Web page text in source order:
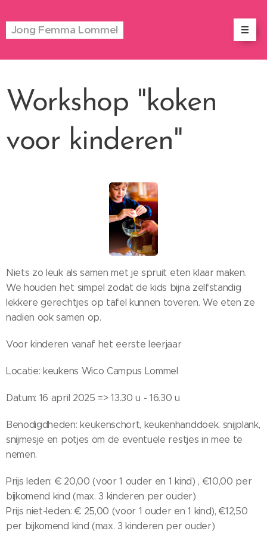
Jong Femma Lommel
Workshop "koken
voor kinderen"
Niets zo leuk als samen met je spruit eten klaar maken.
We houden het simpel zodat de kids bijna zelfstandig
lekkere gerechtjes op tafel kunnen toveren. We eten ze
nadien ook samen op.
Voor kinderen vanaf het eerste leerjaar
Locatie: keukens Wico Campus Lommel
Datum: 16 april 2025 => 13.30 u - 16.30 u
Benodigdheden: keukenschort, keukenhanddoek, snijplank,
snijmesje en potjes om de eventuele restjes in mee te
nemen.
Prijs leden: € 20,00 (voor 1 ouder en 1 kind) , €10,00 per
bijkomend kind (max. 3 kinderen per ouder)
Prijs niet-leden: € 25,00 (voor 1 ouder en 1 kind), €12,50
per bijkomend kind (max. 3 kinderen per ouder)